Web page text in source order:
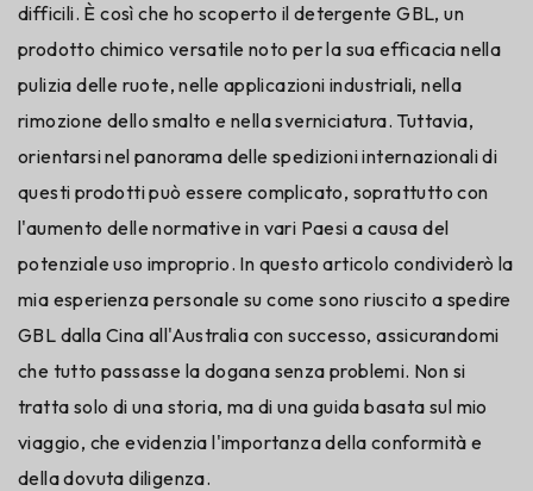
difficili. È così che ho scoperto il detergente GBL, un
prodotto chimico versatile noto per la sua efficacia nella
pulizia delle ruote, nelle applicazioni industriali, nella
rimozione dello smalto e nella sverniciatura. Tuttavia,
orientarsi nel panorama delle spedizioni internazionali di
questi prodotti può essere complicato, soprattutto con
l'aumento delle normative in vari Paesi a causa del
potenziale uso improprio. In questo articolo condividerò la
mia esperienza personale su come sono riuscito a spedire
GBL dalla Cina all'Australia con successo, assicurandomi
che tutto passasse la dogana senza problemi. Non si
tratta solo di una storia, ma di una guida basata sul mio
viaggio, che evidenzia l'importanza della conformità e
della dovuta diligenza.